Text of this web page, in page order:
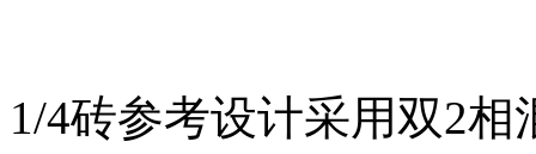
1/4砖参考设计采用双2相